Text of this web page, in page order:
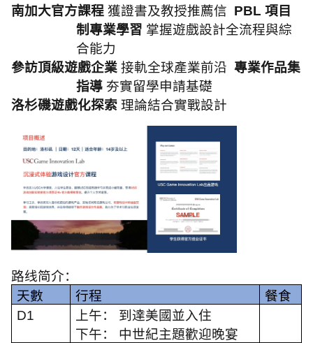
南加大官方課程 獲證書及教授推薦信 PBL 項目
制專業學習 掌握遊戲設計全流程與綜
合能力
參訪頂級遊戲企業 接軌全球產業前沿 專業作品集
指導 夯實留學申請基礎
洛杉磯遊戲化探索 理論結合實戰設計
路线简介：
天數
行程
餐食
D1
上午： 到達美國並入住
下午： 中世紀主題歡迎晚宴